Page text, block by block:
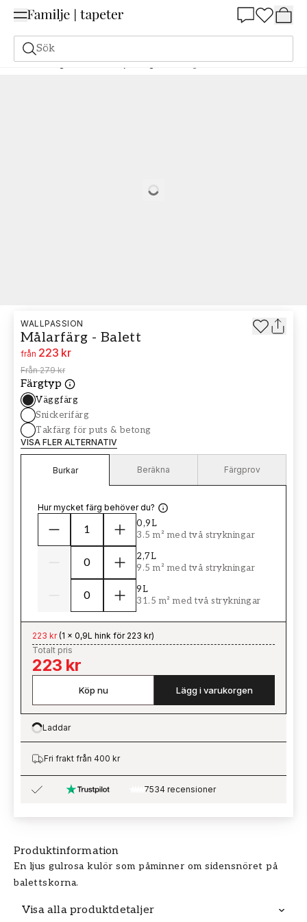
Sök
Målarfärg Alla Kulörer Ljus färg Målarfärg - Kulör W6 Balett
Loading…
Produktinformation
En ljus gulrosa kulör som påminner om sidensnöret på
balettskorna.
Visa alla produktdetaljer
WALLPASSION
Målarfärg - Balett
från 223 kr
Från 279 kr
Färgtyp
Väggfärg
Snickerifärg
Takfärg för puts & betong
VISA FLER ALTERNATIV
Burkar Beräkna Färgprov
Hur mycket färg behöver du?
0,9L
3.5 m² med två strykningar
2,7L
9.5 m² med två strykningar
9L
31.5 m² med två strykningar
223 kr(1 x 0,9L hink för 223 kr)
Totalt pris
223 kr
Köp nu Lägg i varukorgen
Loading…
Laddar
Fri frakt från 400 kr
7534 recensioner